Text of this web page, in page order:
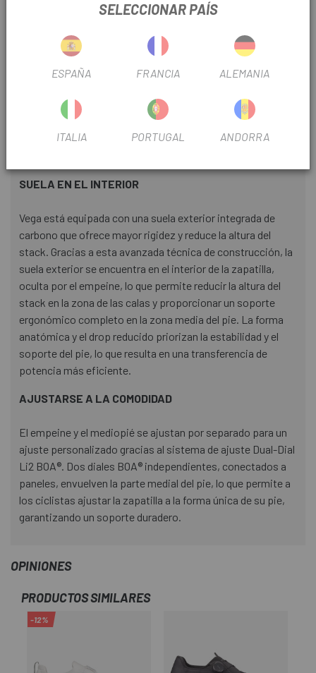
posición corporal han cambiado mucho. Por ello, los
que evolucionar en consecuencia. Con Vega, presentamos
una forma completamente nueva: un eje más recto y un
drop reducido para ofrecer una sensación más natural al
espacio y permite que el pie se estire por completo,
ofreciendo un ajuste ergonómico y mejorando la
comodidad en salidas de alta intensidad, ya sean carreras
SUELA EN EL INTERIOR
Vega está equipada con una suela exterior integrada de
carbono que ofrece mayor rigidez y reduce la altura del
stack. Gracias a esta avanzada técnica de construcción, la
suela exterior se encuentra en el interior de la zapatilla,
oculta por el empeine, lo que permite reducir la altura del
stack en la zona de las calas y proporcionar un soporte
ergonómico completo en la zona media del pie. La forma
anatómica y el drop reducido priorizan la estabilidad y el
soporte del pie, lo que resulta en una transferencia de
potencia más eficiente.
AJUSTARSE A LA COMODIDAD
El empeine y el mediopié se ajustan por separado para un
ajuste personalizado gracias al sistema de ajuste Dual-Dial
Li2 BOA®. Dos diales BOA® independientes, conectados a
paneles, envuelven la parte medial del pie, lo que permite a
los ciclistas ajustar la zapatilla a la forma única de su pie,
garantizando un soporte duradero.
OPINIONES
PRODUCTOS SIMILARES
-12%
SELECCIONAR PAÍS
ESPAÑA FRANCIA ALEMANIA
ITALIA PORTUGAL ANDORRA